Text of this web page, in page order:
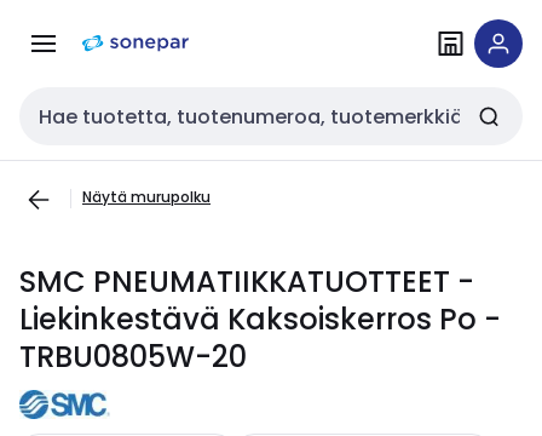
navigointiinsisältöön
Haku
Näytä murupolku
SMC PNEUMATIIKKATUOTTEET -
Liekinkestävä Kaksoiskerros Po -
TRBU0805W-20